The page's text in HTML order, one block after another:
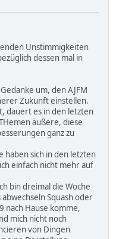
Unstimmigkeiten
dessen mal in
um, den AJFM
Zukunft einstellen.
dauert es in den letzten
äußere, diese
ganz zu
haben sich in den letzten
einfach nicht mehr auf
bin dreimal die Woche
Squash oder
nach Hause komme,
mich nicht noch
von Dingen